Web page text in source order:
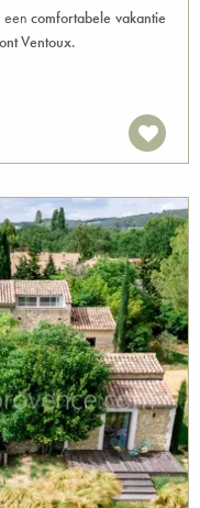
eencomfortabele vakantie
Ventoux.